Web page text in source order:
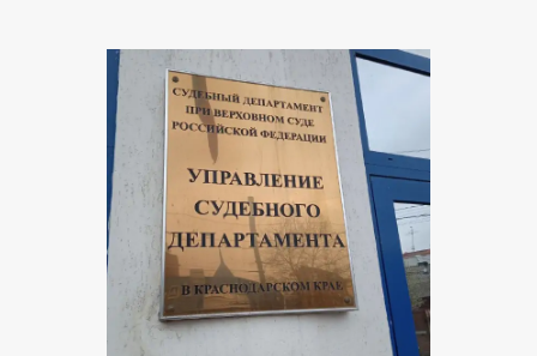
ПАРТНЕРЫ
КОНТАКТЫ